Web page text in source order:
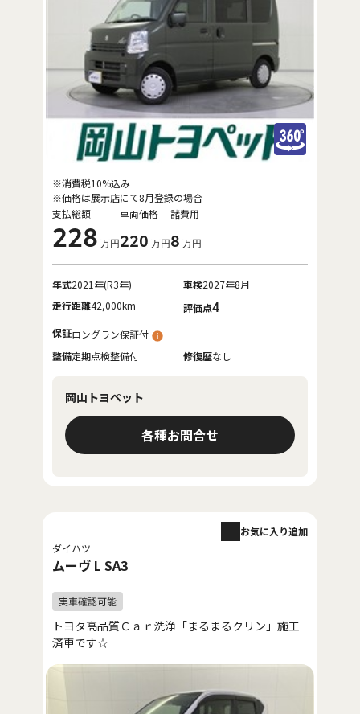
支払総額
228 万円
車両価格
220 万円
諸費用
8 万円
※消費税10%込み
※価格は展示店にて8月登録の場合
年式2021年(R3年) 車検2027年8月
走行距離42,000km 評価点4
保証ロングラン保証付
整備定期点検整備付 修復歴なし
岡山トヨペット
各種お問合せ
ダイハツ
ムーヴ L SA3
お気に入り追加
トヨタ高品質Ｃａｒ洗浄「まるまるクリン」施工
済車です☆